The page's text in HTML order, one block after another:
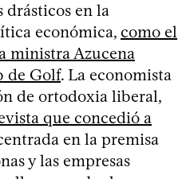
drásticos en la
económica, como el
ministra Azucena
de Golf. La economista
de ortodoxia liberal,
que concedió a
en la premisa
y las empresas